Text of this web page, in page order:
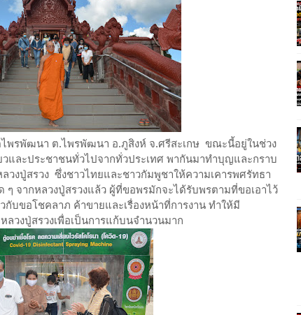
ไพรพัฒนา ต.ไพรพัฒนา อ.ภูสิงห์ จ.ศรีสะเกษ ขณะนี้อยู่ในช่วง
และประชาชนทั่วไปจากทั่วประเทศ พากันมาทำบุญและกราบ
วงปู่สรวง ซึ่งชาวไทยและชาวกัมพูชาให้ความเคารพศรัทธา
ๆ จากหลวงปู่สรวงแล้ว ผู้ที่ขอพรมักจะได้รับพรตามที่ขอเอาไว้
กับขอโชคลาภ ค้าขายและเรื่องหน้าที่การงาน ทำให้มี
วงปู่สรวงเพื่อเป็นการแก้บนจำนวนมาก